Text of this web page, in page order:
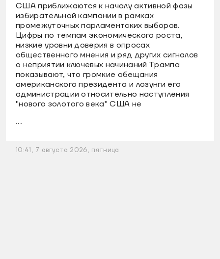
США приближаются к началу активной фазы
избирательной кампании в рамках
промежуточных парламентских выборов.
Цифры по темпам экономического роста,
низкие уровни доверия в опросах
общественного мнения и ряд других сигналов
о неприятии ключевых начинаний Трампа
показывают, что громкие обещания
американского президента и лозунги его
администрации относительно наступления
"нового золотого века" США не
...
10:41, 7 августа 2026, пятница